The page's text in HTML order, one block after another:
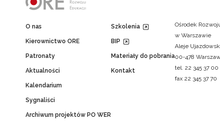
O nas
Kierownictwo ORE
Patronaty
Aktualności
Kalendarium
Sygnaliści
Archiwum projektów PO WER
Szkolenia
BIP
Materiały do pobrania
Kontakt
Ośrodek
w Warszawie
Aleje
00-478
tel. 22 345 37 00
fax 22 345 37 70